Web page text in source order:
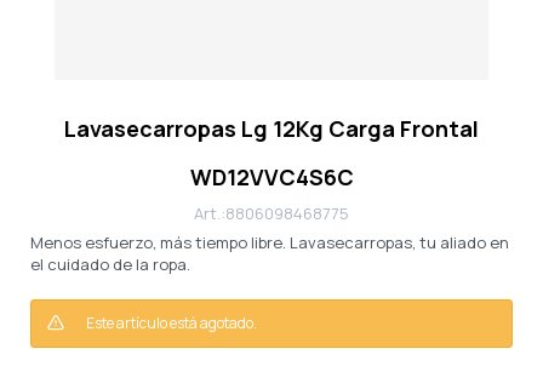
Lavasecarropas Lg 12Kg Carga Frontal
WD12VVC4S6C
8806098468775
Menos esfuerzo, más tiempo libre. Lavasecarropas, tu aliado en
el cuidado de la ropa.
Este artículo está agotado.